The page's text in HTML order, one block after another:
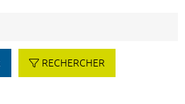
RECHERCHER